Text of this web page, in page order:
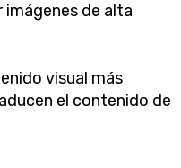
de alta
visual más
el contenido de